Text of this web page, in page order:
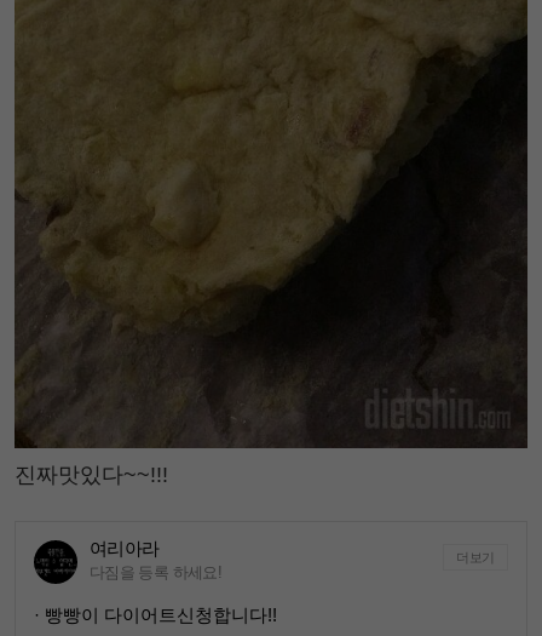
진짜맛있다~~!!!
여리아라
다짐을 등록 하세요!
더보기
· 빵빵이 다이어트신청합니다!!